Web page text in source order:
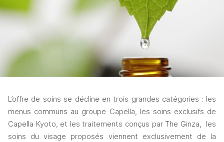
L’offre de soins se décline en trois grandes catégories : les
menus communs au groupe Capella, les soins exclusifs de
Capella Kyoto, et les traitements conçus par The Ginza,  les
soins du visage proposés viennent exclusivement de la